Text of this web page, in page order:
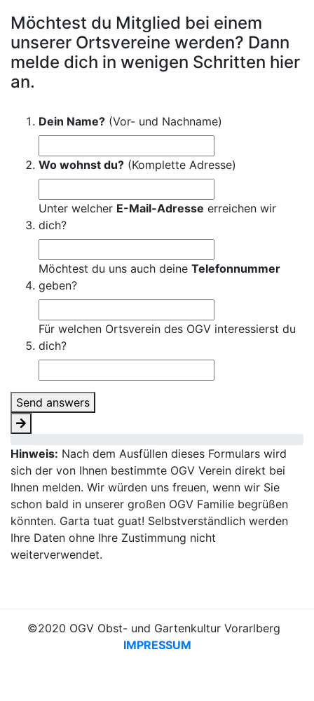
Möchtest du Mitglied bei einem
unserer Ortsvereine werden? Dann
melde dich in wenigen Schritten hier
an.
Dein Name? (Vor- und Nachname)
Wo wohnst du? (Komplette Adresse)
Unter welcher E-Mail-Adresse erreichen wir
dich?
Möchtest du uns auch deine Telefonnummer
geben?
Für welchen Ortsverein des OGV interessierst du
dich?
Send answers
Hinweis: Nach dem Ausfüllen dieses Formulars wird
sich der von Ihnen bestimmte OGV Verein direkt bei
Ihnen melden. Wir würden uns freuen, wenn wir Sie
schon bald in unserer großen OGV Familie begrüßen
könnten. Garta tuat guat! Selbstverständlich werden
Ihre Daten ohne Ihre Zustimmung nicht
weiterverwendet.
©2020 OGV Obst- und Gartenkultur Vorarlberg
IMPRESSUM